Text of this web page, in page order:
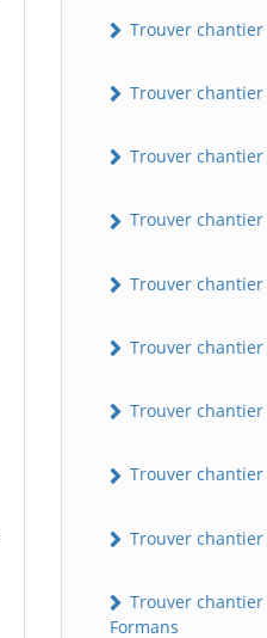
Trouver
Trouver
Trouver
Trouver
Trouver
Trouver
Trouver
Trouver
Trouver
Trouver
Formans